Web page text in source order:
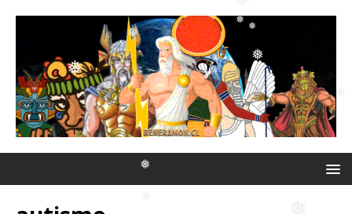
❅
❅
❅
❅
❅
❅
❅
❅